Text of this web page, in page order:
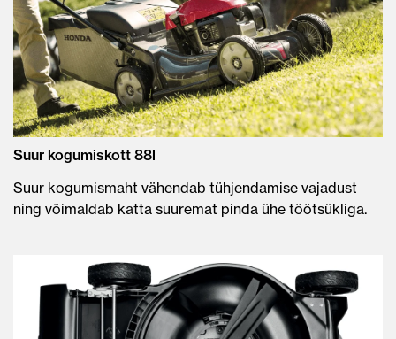
Suur kogumiskott 88l
Suur kogumismaht vähendab tühjendamise vajadust
ning võimaldab katta suuremat pinda ühe töötsükliga.